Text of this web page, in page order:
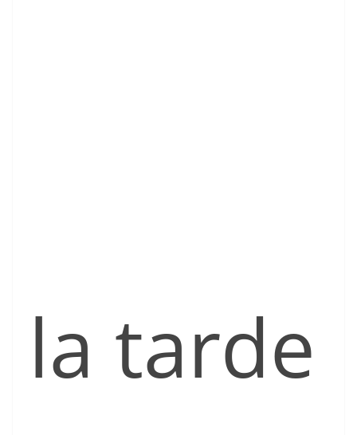
la tarde